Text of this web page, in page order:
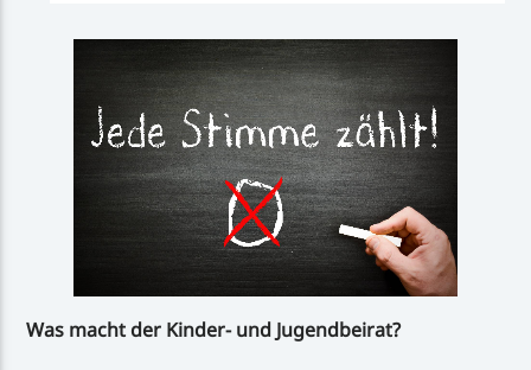
Was macht der Kinder- und Jugendbeirat?